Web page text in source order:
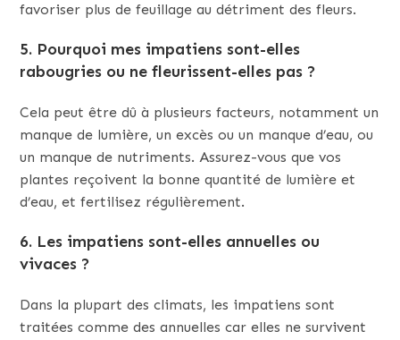
favoriser plus de feuillage au détriment des fleurs.
5. Pourquoi mes impatiens sont-elles
rabougries ou ne fleurissent-elles pas ?
Cela peut être dû à plusieurs facteurs, notamment un
manque de lumière, un excès ou un manque d’eau, ou
un manque de nutriments. Assurez-vous que vos
plantes reçoivent la bonne quantité de lumière et
d’eau, et fertilisez régulièrement.
6. Les impatiens sont-elles annuelles ou
vivaces ?
Dans la plupart des climats, les impatiens sont
traitées comme des annuelles car elles ne survivent